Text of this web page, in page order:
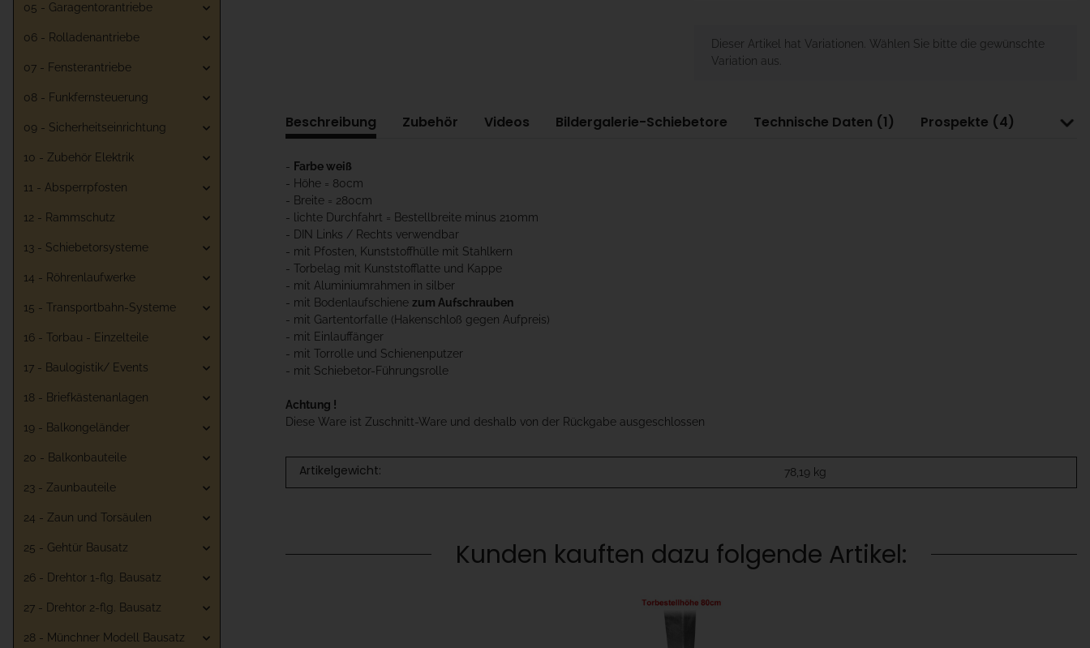
x
Dieser Artikel hat Variationen. Wählen Sie bitte die gewünschte
Variation aus.
Beschreibung Zubehör Videos Bildergalerie-Schiebetore Technische Daten (1) Prospekte (4)
- Farbe weiß
- Höhe = 80cm
- Breite = 280cm
- lichte Durchfahrt = Bestellbreite minus 210mm
- DIN Links / Rechts verwendbar
- mit Pfosten, Kunststoffhülle mit Stahlkern
- Torbelag mit Kunststofflatte und Kappe
- mit Aluminiumrahmen in silber
- mit Bodenlaufschiene zum Aufschrauben
- mit Gartentorfalle (Hakenschloß gegen Aufpreis)
- mit Einlauffänger
- mit Torrolle und Schienenputzer
- mit Schiebetor-Führungsrolle
Achtung !
Diese Ware ist Zuschnitt-Ware und deshalb von der Rückgabe ausgeschlossen
Artikelgewicht: 78,19 kg
Kunden kauften dazu folgende Artikel:
05 - Garagentorantriebe
06 - Rolladenantriebe
07 - Fensterantriebe
08 - Funkfernsteuerung
09 - Sicherheitseinrichtung
10 - Zubehör Elektrik
11 - Absperrpfosten
12 - Rammschutz
13 - Schiebetorsysteme
14 - Röhrenlaufwerke
15 - Transportbahn-Systeme
16 - Torbau - Einzelteile
17 - Baulogistik/ Events
18 - Briefkästenanlagen
19 - Balkongeländer
20 - Balkonbauteile
23 - Zaunbauteile
24 - Zaun und Torsäulen
25 - Gehtür Bausatz
26 - Drehtor 1-flg. Bausatz
27 - Drehtor 2-flg. Bausatz
28 - Münchner Modell Bausatz